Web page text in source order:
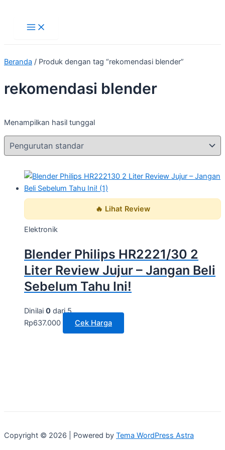
konten
Beranda / Produk dengan tag “rekomendasi blender”
rekomendasi blender
Menampilkan hasil tunggal
🔥 Lihat Review
Elektronik
Blender Philips HR2221/30 2
Liter Review Jujur – Jangan Beli
Sebelum Tahu Ini!
Dinilai 0 dari 5
Rp637.000 Cek Harga
Copyright © 2026 | Powered by Tema WordPress Astra